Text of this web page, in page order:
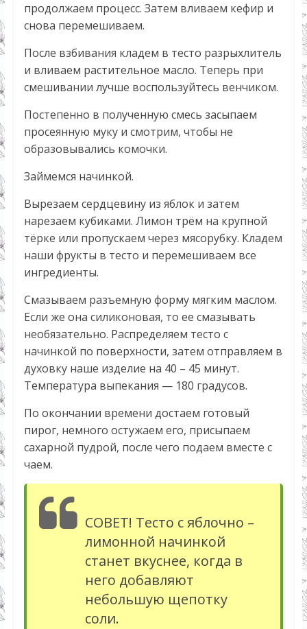
продолжаем процесс. Затем вливаем кефир и
снова перемешиваем.
После взбивания кладем в тесто разрыхлитель
и вливаем растительное масло. Теперь при
смешивании лучше воспользуйтесь венчиком.
Постепенно в полученную смесь засыпаем
просеянную муку и смотрим, чтобы не
образовывались комочки.
Займемся начинкой.
Вырезаем сердцевину из яблок и затем
нарезаем кубиками. Лимон трём на крупной
тёрке или пропускаем через мясорубку. Кладем
наши фрукты в тесто и перемешиваем все
ингредиенты.
Смазываем разъемную форму мягким маслом.
Если же она силиконовая, то ее смазывать
необязательно. Распределяем тесто с
начинкой по поверхности, затем отправляем в
духовку наше изделие на 40 – 45 минут.
Температура выпекания — 180 градусов.
По окончании времени достаем готовый
пирог, немного остужаем его, присыпаем
сахарной пудрой, после чего подаем вместе с
чаем.
СОВЕТ! Тесто с яблочно –
лимонной начинкой
станет вкуснее, когда в
него добавляют
небольшую щепотку
соли.